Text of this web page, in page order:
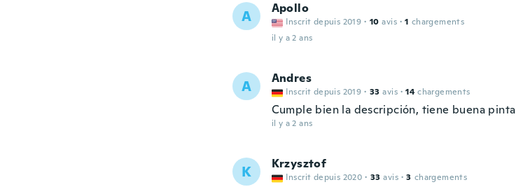
A Apollo
Inscrit depuis 2019 · 10 avis · 1 chargements
il y a 2 ans
A Andres
Inscrit depuis 2019 · 33 avis · 14 chargements
Cumple bien la descripción, tiene buena pinta
il y a 2 ans
K Krzysztof
Inscrit depuis 2020 · 33 avis · 3 chargements